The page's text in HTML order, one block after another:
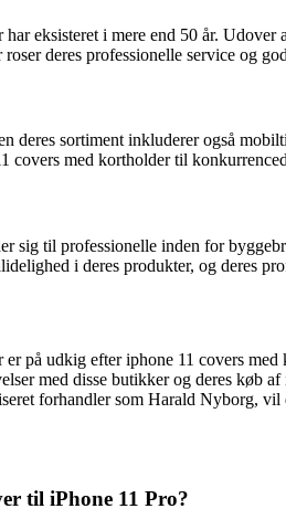
eksisteret i mere end 50 år.
deres professionelle service og
deres sortiment inkluderer også
covers med kortholder til
sig til professionelle inden for
i deres produkter, og deres
på udkig efter iphone 11 covers
med disse butikker og deres køb
forhandler som Harald Nyborg,
til iPhone 11 Pro?